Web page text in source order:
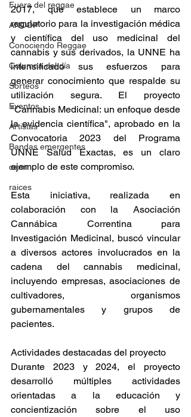
Fuera del reggae
ANCOP
Conociendo Reggae
Columna del día
Sorteos
Eventos
Artistas
Bandas emergentes
cann
raices
2017, que establece un marco
regulatorio para la investigación médica
y científica del uso medicinal del
cannabis y sus derivados, la UNNE ha
intensificado sus esfuerzos para
generar conocimiento que respalde su
utilización segura. El proyecto
"Cannabis Medicinal: un enfoque desde
la evidencia científica", aprobado en la
Convocatoria 2023 del Programa
UNNE Salud Exactas, es un claro
ejemplo de este compromiso.
Esta iniciativa, realizada en
colaboración con la Asociación
Cannábica Correntina para
Investigación Medicinal, buscó vincular
a diversos actores involucrados en la
cadena del cannabis medicinal,
incluyendo empresas, asociaciones de
cultivadores, organismos
gubernamentales y grupos de
pacientes.
Actividades destacadas del proyecto
Durante 2023 y 2024, el proyecto
desarrolló múltiples actividades
orientadas a la educación y
concientización sobre el uso